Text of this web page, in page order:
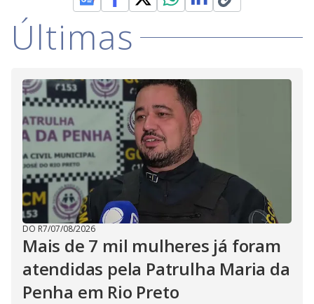
Últimas
DO R7/07/08/2026
Mais de 7 mil mulheres já foram
atendidas pela Patrulha Maria da
Penha em Rio Preto